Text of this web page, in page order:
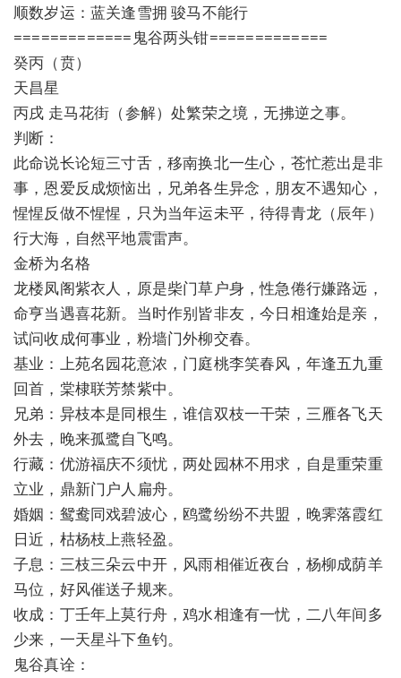
顺数岁运：蓝关逢雪拥 骏马不能行
=============鬼谷两头钳=============
癸丙（贲）
天昌星
丙戌 走马花街（参解）处繁荣之境，无拂逆之事。
判断：
此命说长论短三寸舌，移南换北一生心，苍忙惹出是非
事，恩爱反成烦恼出，兄弟各生异念，朋友不遇知心，
惺惺反做不惺惺，只为当年运未平，待得青龙（辰年）
行大海，自然平地震雷声。
金桥为名格
龙楼凤阁紫衣人，原是柴门草户身，性急倦行嫌路远，
命亨当遇喜花新。当时作别皆非友，今日相逢始是亲，
试问收成何事业，粉墙门外柳交春。
基业：上苑名园花意浓，门庭桃李笑春风，年逢五九重
回首，棠棣联芳禁紫中。
兄弟：异枝本是同根生，谁信双枝一干荣，三雁各飞天
外去，晚来孤鹭自飞鸣。
行藏：优游福庆不须忧，两处园林不用求，自是重荣重
立业，鼎新门户人扁舟。
婚姻：鸳鸯同戏碧波心，鸥鹭纷纷不共盟，晚霁落霞红
日近，枯杨枝上燕轻盈。
子息：三枝三朵云中开，风雨相催近夜台，杨柳成荫羊
马位，好风催送子规来。
收成：丁壬年上莫行舟，鸡水相逢有一忧，二八年间多
少来，一天星斗下鱼钓。
鬼谷真诠：